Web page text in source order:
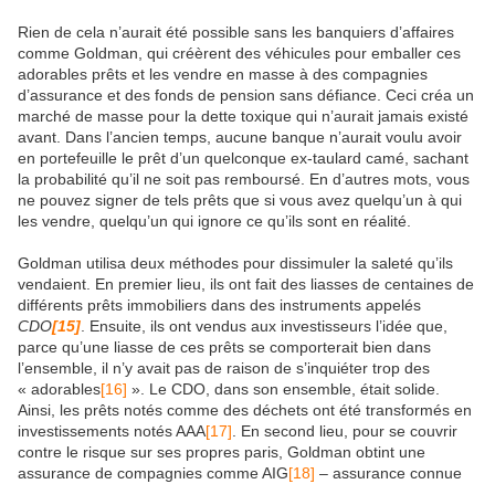
Rien de cela n’aurait été possible sans les banquiers d’affaires
comme Goldman, qui créèrent des véhicules pour emballer ces
adorables prêts et les vendre en masse à des compagnies
d’assurance et des fonds de pension sans défiance. Ceci créa un
marché de masse pour la dette toxique qui n’aurait jamais existé
avant. Dans l’ancien temps, aucune banque n’aurait voulu avoir
en portefeuille le prêt d’un quelconque ex-taulard camé, sachant
la probabilité qu’il ne soit pas remboursé. En d’autres mots, vous
ne pouvez signer de tels prêts que si vous avez quelqu’un à qui
les vendre, quelqu’un qui ignore ce qu’ils sont en réalité.
Goldman utilisa deux méthodes pour dissimuler la saleté qu’ils
vendaient. En premier lieu, ils ont fait des liasses de centaines de
différents prêts immobiliers dans des instruments appelés
CDO[15] . Ensuite, ils ont vendus aux investisseurs l’idée que,
parce qu’une liasse de ces prêts se comporterait bien dans
l’ensemble, il n’y avait pas de raison de s’inquiéter trop des
« adorables[16] ». Le CDO, dans son ensemble, était solide.
Ainsi, les prêts notés comme des déchets ont été transformés en
investissements notés AAA[17] . En second lieu, pour se couvrir
contre le risque sur ses propres paris, Goldman obtint une
assurance de compagnies comme AIG[18] – assurance connue